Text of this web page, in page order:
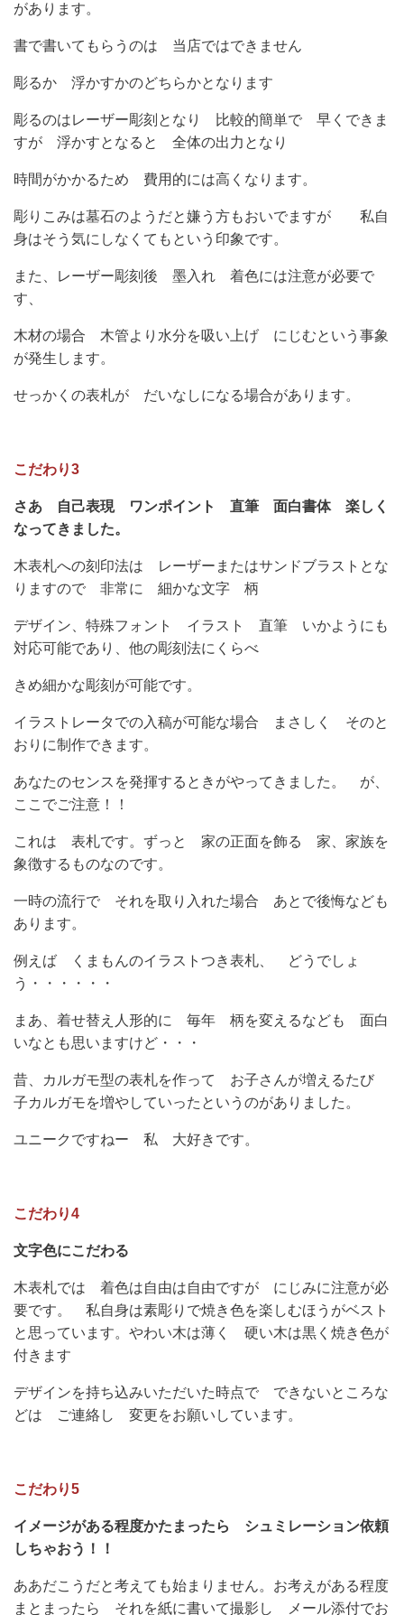
があります。
書で書いてもらうのは 当店ではできません
彫るか 浮かすかのどちらかとなります
彫るのはレーザー彫刻となり 比較的簡単で 早くできま
すが 浮かすとなると 全体の出力となり
時間がかかるため 費用的には高くなります。
彫りこみは墓石のようだと嫌う方もおいでますが 私自
身はそう気にしなくてもという印象です。
また、レーザー彫刻後 墨入れ 着色には注意が必要で
す、
木材の場合 木管より水分を吸い上げ にじむという事象
が発生します。
せっかくの表札が だいなしになる場合があります。
こだわり3
さあ 自己表現 ワンポイント 直筆 面白書体 楽しく
なってきました。
木表札への刻印法は レーザーまたはサンドブラストとな
りますので 非常に 細かな文字 柄
デザイン、特殊フォント イラスト 直筆 いかようにも
対応可能であり、他の彫刻法にくらべ
きめ細かな彫刻が可能です。
イラストレータでの入稿が可能な場合 まさしく そのと
おりに制作できます。
あなたのセンスを発揮するときがやってきました。 が、
ここでご注意！！
これは 表札です。ずっと 家の正面を飾る 家、家族を
象徴するものなのです。
一時の流行で それを取り入れた場合 あとで後悔なども
あります。
例えば くまもんのイラストつき表札、 どうでしょ
う・・・・・・
まあ、着せ替え人形的に 毎年 柄を変えるなども 面白
いなとも思いますけど・・・
昔、カルガモ型の表札を作って お子さんが増えるたび
子カルガモを増やしていったというのがありました。
ユニークですねー 私 大好きです。
こだわり4
文字色にこだわる
木表札では 着色は自由は自由ですが にじみに注意が必
要です。 私自身は素彫りで焼き色を楽しむほうがベスト
と思っています。やわい木は薄く 硬い木は黒く焼き色が
付きます
デザインを持ち込みいただいた時点で できないところな
どは ご連絡し 変更をお願いしています。
こだわり5
イメージがある程度かたまったら シュミレーション依頼
しちゃおう！！
ああだこうだと考えても始まりません。お考えがある程度
まとまったら それを紙に書いて撮影し メール添付でお